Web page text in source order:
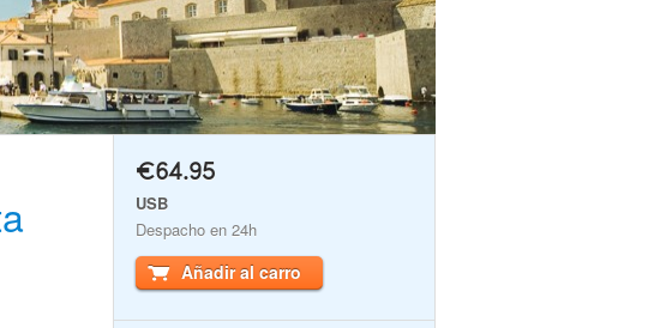
€64.95
USB
Despacho en 24h
Añadir al carro